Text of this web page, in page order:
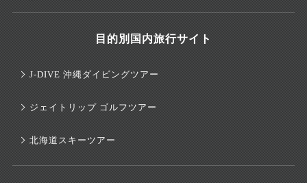
目的別国内旅行サイト
J-DIVE 沖縄ダイビングツアー
ジェイトリップ ゴルフツアー
北海道スキーツアー